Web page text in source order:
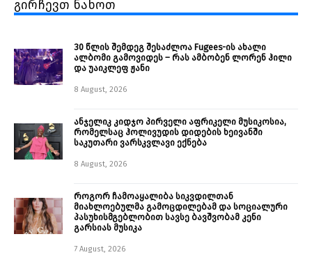
გირჩევთ ნახოთ
30 წლის შემდეგ შესაძლოა Fugees-ის ახალი
ალბომი გამოვიდეს – რას ამბობენ ლორენ ჰილი
და უაიკლეფ ჟანი
8 August, 2026
ანჯელიკ კიდჯო პირველი აფრიკელი მუსიკოსია,
რომელსაც ჰოლივუდის დიდების ხეივანში
საკუთარი ვარსკვლავი ექნება
8 August, 2026
როგორ ჩამოაყალიბა სიკვდილთან
მიახლოებულმა გამოცდილებამ და სოციალური
პასუხისმგებლობით სავსე ბავშვობამ კენი
გარსიას მუსიკა
7 August, 2026